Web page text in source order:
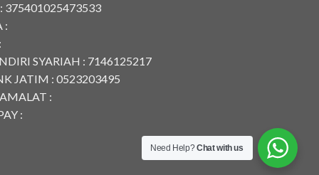
375401025473533
:
SYARIAH : 7146125217
JATIM : 0523203495
:
:
Need Help?Chat with us